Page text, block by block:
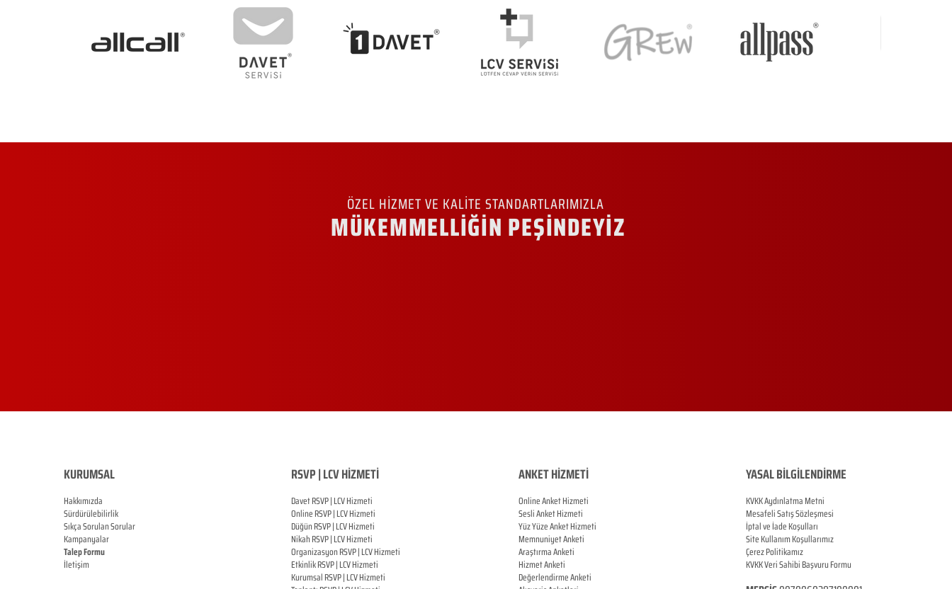
ÖZEL HİZMET VE KALİTE STANDARTLARIMIZLA
MÜKEMMELLİĞİN PEŞİNDEYİZ
KURUMSAL
Hakkımızda
Sürdürülebilirlik
Sıkça Sorulan Sorular
Kampanyalar
Talep Formu
İletişim
RSVP | LCV HİZMETİ
Davet RSVP | LCV Hizmeti
OnlineRSVP |LCV Hizmeti
DüğünRSVP |LCV Hizmeti
NikahRSVP |LCV Hizmeti
OrganizasyonRSVP |LCV Hizmeti
EtkinlikRSVP |LCV Hizmeti
KurumsalRSVP |LCV Hizmeti
ANKET HİZMETİ
Online Anket Hizmeti
Sesli Anket Hizmeti
Yüz Yüze Anket Hizmeti
Memnuniyet Anketi
Araştırma Anketi
Hizmet Anketi
Değerlendirme Anketi
YASAL BİLGİLENDİRME
KVKK Aydınlatma Metni
Mesafeli Satış Sözleşmesi
İptal ve İade Koşulları
Site Kullanım Koşullarımız
Çerez Politikamız
KVKK Veri Sahibi Başvuru Formu